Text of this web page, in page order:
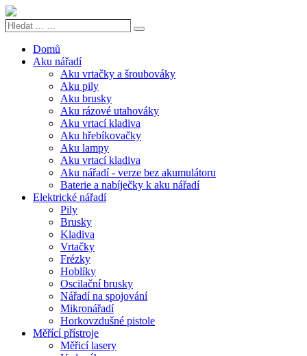
Hledat
Search
Domů
Aku nářadí
Aku vrtačky a šroubováky
Aku pily
Aku brusky
Aku rázové utahováky
Aku vrtací kladiva
Aku hřebíkovačky
Aku lampy
Aku vrtací kladiva
Aku nářadí - verze bez akumulátoru
Baterie a nabíječky k aku nářadí
Elektrické nářadí
Pily
Brusky
Kladiva
Vrtačky
Frézky
Hoblíky
Oscilační brusky
Nářadí na spojování
Mikronářadí
Horkovzdušné pistole
Měřící přístroje
Měřicí lasery